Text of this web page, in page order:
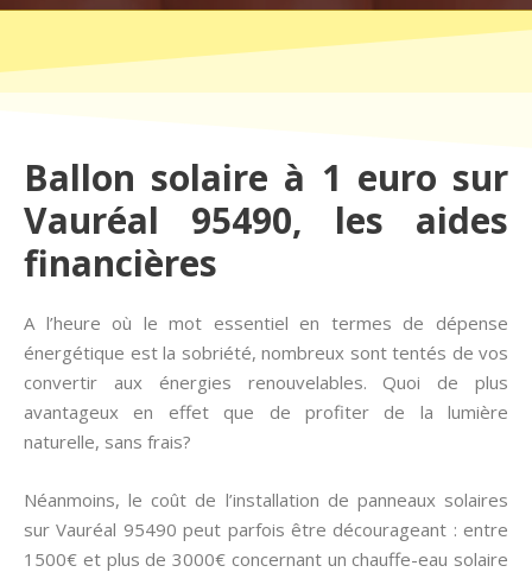
Ballon solaire à 1 euro sur
Vauréal 95490, les aides
financières
A l’heure où le mot essentiel en termes de dépense
énergétique est la sobriété, nombreux sont tentés de vos
convertir aux énergies renouvelables. Quoi de plus
avantageux en effet que de profiter de la lumière
naturelle, sans frais?
Néanmoins, le coût de l’installation de panneaux solaires
sur Vauréal 95490 peut parfois être décourageant : entre
1500€ et plus de 3000€ concernant un chauffe-eau solaire